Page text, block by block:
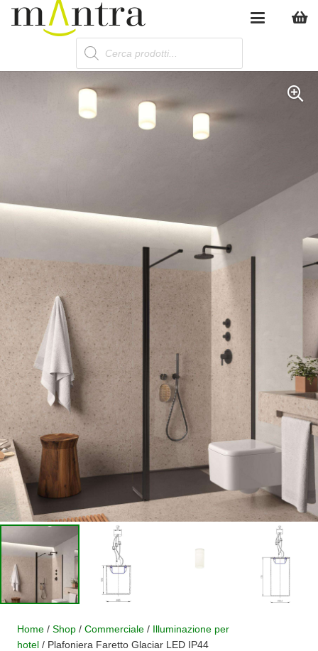
Products
search
Home / Shop / Commerciale / Illuminazione per
hotel / Plafoniera Faretto Glaciar LED IP44